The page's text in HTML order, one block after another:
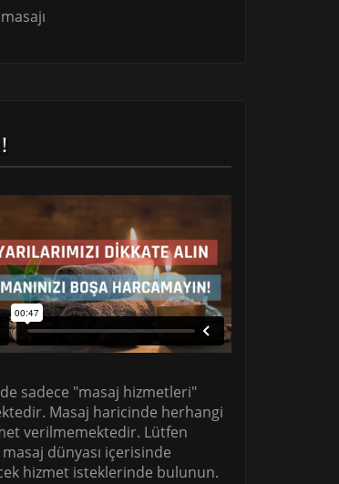
sadece "masaj hizmetleri"
Masaj haricinde herhangi
verilmemektedir. Lütfen
dünyası içerisinde
hizmet isteklerinde bulunun.